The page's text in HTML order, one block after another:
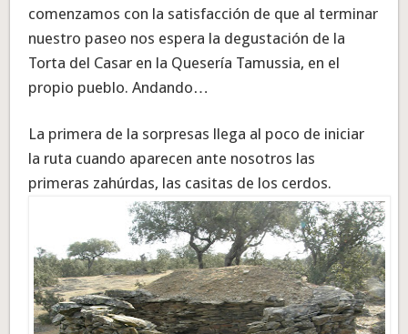
comenzamos con la satisfacción de que al terminar
nuestro paseo nos espera la degustación de la
Torta del Casar en la Quesería Tamussia, en el
propio pueblo. Andando…
La primera de la sorpresas llega al poco de iniciar
la ruta cuando aparecen ante nosotros las
primeras zahúrdas, las casitas de los cerdos.